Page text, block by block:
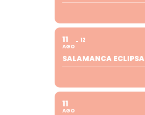
11
AGO
12
SALAMANCA ECLIPSA
11
AGO